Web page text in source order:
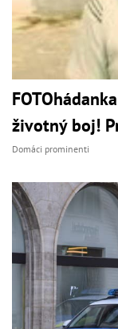
životný boj!
Domáci prominenti